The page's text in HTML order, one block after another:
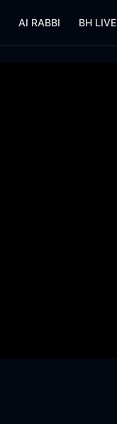
AI RABBI BH LIVE